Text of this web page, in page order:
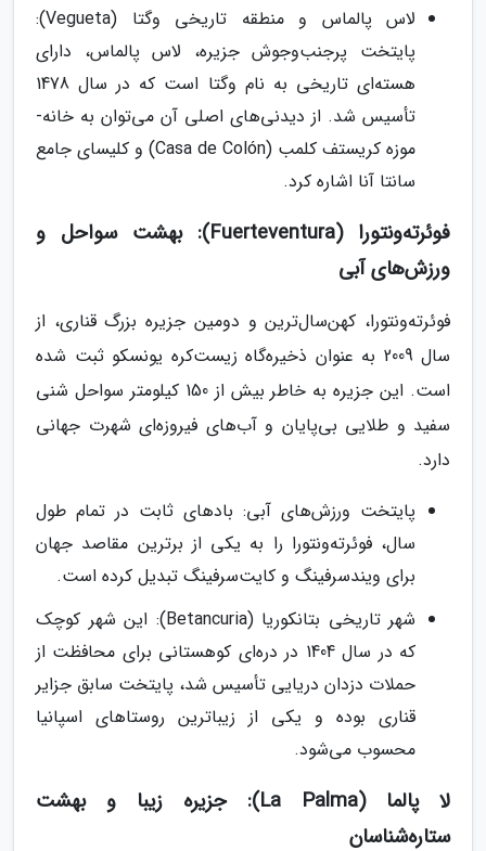
لاس پالماس و منطقه تاریخی وگتا (Vegueta):
پایتخت پرجنب‌وجوش جزیره، لاس پالماس، دارای
هسته‌ای تاریخی به نام وگتا است که در سال 1478
تأسیس شد. از دیدنی‌های اصلی آن می‌توان به خانه-
موزه کریستف کلمب (Casa de Colón) و کلیسای جامع
سانتا آنا اشاره کرد.
فوئرته‌ونتورا (Fuerteventura): بهشت سواحل و
ورزش‌های آبی
فوئرته‌ونتورا، کهن‌سال‌ترین و دومین جزیره بزرگ قناری، از
سال 2009 به عنوان ذخیره‌گاه زیست‌کره یونسکو ثبت شده
است. این جزیره به خاطر بیش از 150 کیلومتر سواحل شنی
سفید و طلایی بی‌پایان و آب‌های فیروزه‌ای شهرت جهانی
دارد.
پایتخت ورزش‌های آبی: بادهای ثابت در تمام طول
سال، فوئرته‌ونتورا را به یکی از برترین مقاصد جهان
برای ویندسرفینگ و کایت‌سرفینگ تبدیل کرده است.
شهر تاریخی بتانکوریا (Betancuria): این شهر کوچک
که در سال 1404 در دره‌ای کوهستانی برای محافظت از
حملات دزدان دریایی تأسیس شد، پایتخت سابق جزایر
قناری بوده و یکی از زیباترین روستاهای اسپانیا
محسوب می‌شود.
لا پالما (La Palma): جزیره زیبا و بهشت
ستاره‌شناسان